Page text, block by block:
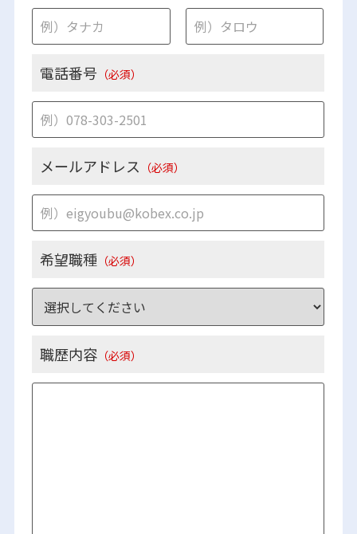
電話番号 （必須）
メールアドレス （必須）
希望職種 （必須）
職歴内容 （必須）